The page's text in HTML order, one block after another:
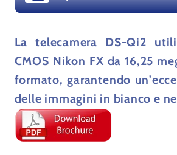
La telecamera DS-Qi2
CMOS Nikon FX da 16,25
formato, garantendo
delle immagini in bianco e